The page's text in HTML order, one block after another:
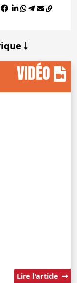
VIDÉO
Lire l'article